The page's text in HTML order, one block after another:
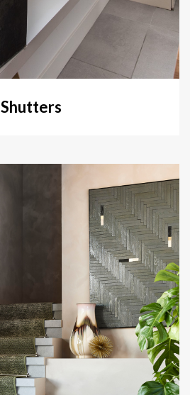
Shutters